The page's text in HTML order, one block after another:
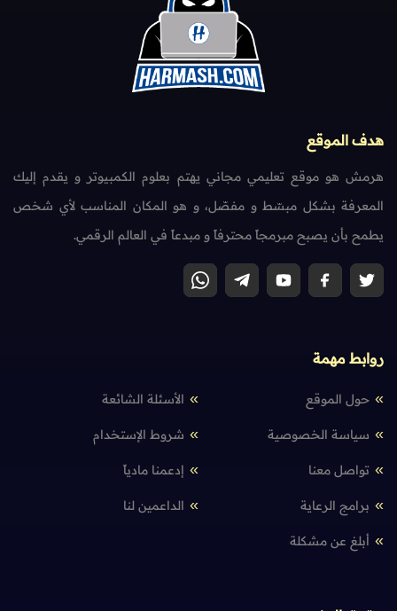
هدف الموقع
هرمش هو موقع تعليمي مجاني يهتم بعلوم الكمبيوتر و يقدم إليك
المعرفة بشكل مبسّط و مفصّل، و هو المكان المناسب لأي شخص
يطمح بأن يصبح مبرمجاً محترفاً و مبدعاً في العالم الرقمي.
روابط مهمة
حول الموقع الأسئلة الشائعة
سياسة الخصوصية شروط الإستخدام
تواصل معنا إدعمنا مادياً
برامج الرعاية الداعمين لنا
أبلغ عن مشكلة